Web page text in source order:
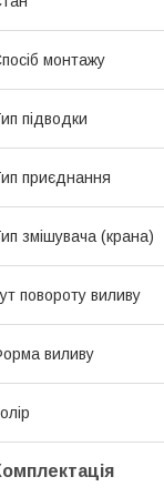
монтажу
підводки
приєднання
змішувача (крана)
повороту виливу
виливу